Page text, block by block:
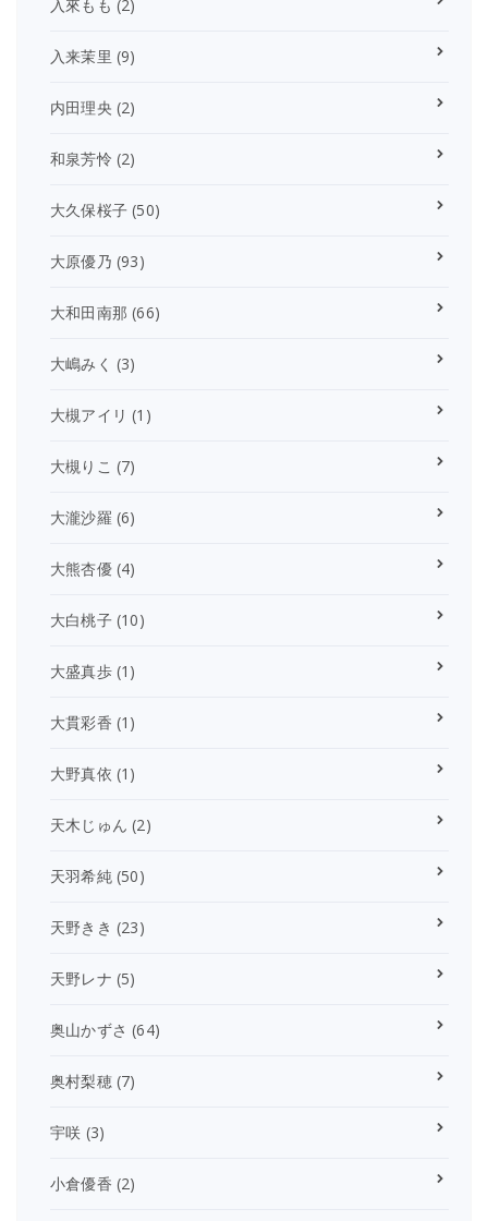
入來もも (2)
入来茉里 (9)
内田理央 (2)
和泉芳怜 (2)
大久保桜子 (50)
大原優乃 (93)
大和田南那 (66)
大嶋みく (3)
大槻アイリ (1)
大槻りこ (7)
大瀧沙羅 (6)
大熊杏優(4)
大白桃子(10)
大盛真歩(1)
大貫彩香 (1)
大野真依 (1)
天木じゅん (2)
天羽希純(50)
天野きき (23)
天野レナ (5)
奥山かずさ (64)
奥村梨穂(7)
宇咲 (3)
小倉優香 (2)